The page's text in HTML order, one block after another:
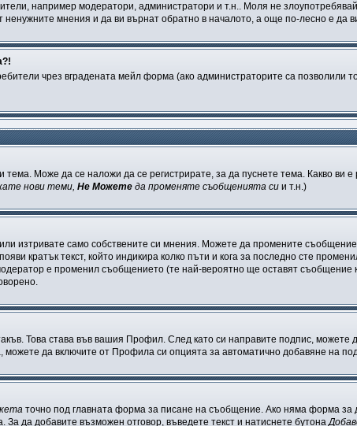
например модератори, администратори и т.н.. Моля не
мнения и да ви върнат обратно в началото, а още по-лесно е да
чрез вградената мейл форма (ако администраторите са позволили
Може да се наложи да се регистрирате, за да пуснете тема. Какво
нови теми, Не Можете да променяте съобщенията си и т.н.)
изтривате само собствените си мнения. Можете да промените
кратък текст, който индикира колко пъти и кога за последно сте
е променил съобщението (те най-вероятно ще оставят
Това става във вашия Профил. След като си направите подпис, можете
да включите от Профила си опцията за автоматично добавяне на
точно под главната форма за писане на съобщение. Ако няма форма за
да добавите възможен отговор, въведете текст и натиснете бутона